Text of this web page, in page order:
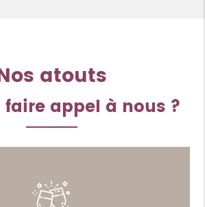
atouts
appel à nous ?